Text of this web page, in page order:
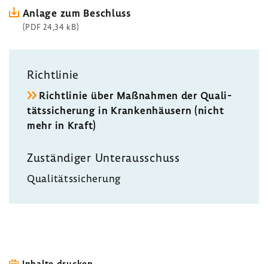
Anlage zum Beschluss
(PDF 24,34 kB)
Richt­linie
Richt­linie über Maßnahmen der Quali­
täts­si­che­rung in Kran­ken­häu­sern (nicht
mehr in Kraft)
Zustän­diger Unter­aus­schuss
Quali­täts­si­che­rung